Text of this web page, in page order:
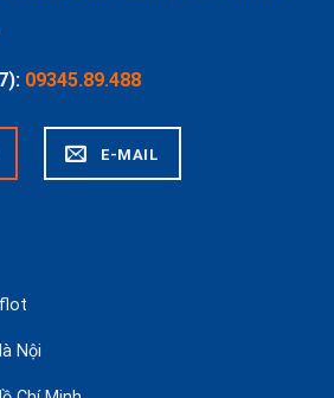
09345.89.488
E-MAIL
Nội